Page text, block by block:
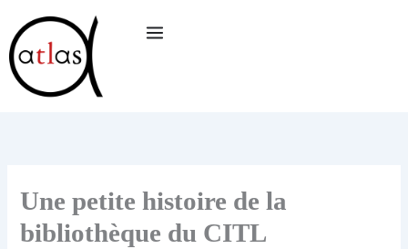
au
contenu
Une petite histoire de la
bibliothèque du CITL